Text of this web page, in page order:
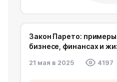
Закон Парето:
бизнесе, финансах и
21 мая в 2025 4197